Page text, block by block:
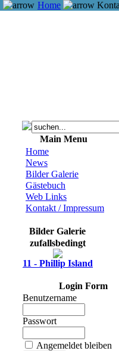
Home
Main Menu
Home
News
Bilder Galerie
Gästebuch
Web Links
Kontakt / Impressum
Bilder Galerie
zufallsbedingt
11 - Phillip Island
Login Form
Benutzername
Passwort
Angemeldet bleiben